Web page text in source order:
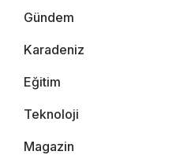
Gündem
Karadeniz
Eğitim
Teknoloji
Magazin